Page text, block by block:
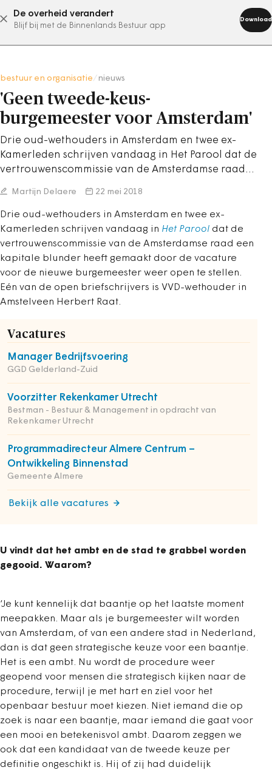
De overheid verandert
Blijf bij met de Binnenlands Bestuur app
Download
abonneer nu
bestuur en organisatie nieuws
'Geen tweede-keus-
burgemeester voor Amsterdam'
Drie oud-wethouders in Amsterdam en twee ex-
Kamerleden schrijven vandaag in Het Parool dat de
vertrouwenscommissie van de Amsterdamse raad…
Martijn Delaere 22 mei 2018
Drie oud-wethouders in Amsterdam en twee ex-
Kamerleden schrijven vandaag in Het Parool dat de
vertrouwenscommissie van de Amsterdamse raad een
kapitale blunder heeft gemaakt door de vacature
voor de nieuwe burgemeester weer open te stellen.
Eén van de open briefschrijvers is VVD-wethouder in
Amstelveen Herbert Raat.
Vacatures
Manager Bedrijfsvoering
GGD Gelderland-Zuid
Voorzitter Rekenkamer Utrecht
Bestman - Bestuur & Management in opdracht van
Rekenkamer Utrecht
Programmadirecteur Almere Centrum –
Ontwikkeling Binnenstad
Gemeente Almere
Bekijk alle vacatures
U vindt dat het ambt en de stad te grabbel worden
gegooid. Waarom?
‘Je kunt kennelijk dat baantje op het laatste moment
meepakken. Maar als je burgemeester wilt worden
van Amsterdam, of van een andere stad in Nederland,
dan is dat geen strategische keuze voor een baantje.
Het is een ambt. Nu wordt de procedure weer
geopend voor mensen die strategisch kijken naar de
procedure, terwijl je met hart en ziel voor het
openbaar bestuur moet kiezen. Niet iemand die op
zoek is naar een baantje, maar iemand die gaat voor
een mooi en betekenisvol ambt. Daarom zeggen we
ook dat een kandidaat van de tweede keuze per
definitie ongeschikt is. Hij of zij had duidelijk